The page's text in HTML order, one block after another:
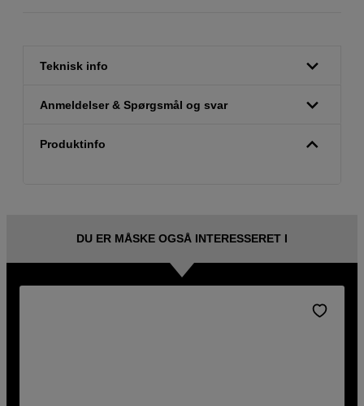
Teknisk info
Anmeldelser & Spørgsmål og svar
Produktinfo
DU ER MÅSKE OGSÅ INTERESSERET I